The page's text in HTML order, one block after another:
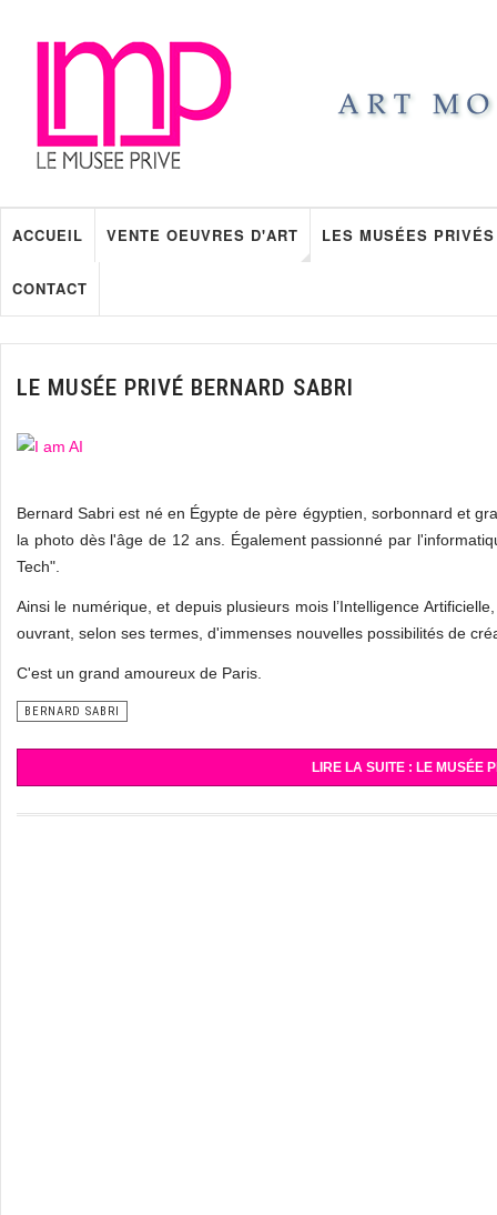
ACCUEIL VENTE OEUVRES D'ART LES MUSÉES PRIVÉS
CONTACT
LE MUSÉE PRIVÉ BERNARD SABRI
Bernard Sabri est né en Égypte de père égyptien, sorbonnard et
la photo dès l'âge de 12 ans. Également passionné par
Tech".
Ainsi le numérique, et depuis plusieurs mois l’Intelligence
ouvrant, selon ses termes, d'immenses nouvelles possibilités de
C'est un grand amoureux de Paris.
BERNARD SABRI
LIRE LA SUITE : LE MUSÉE